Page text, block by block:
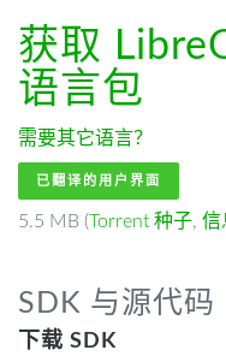
获取
语言包
需要其它语言？
已翻译的用户界面
5.5 MB (Torrent 种子, 信
SDK 与源代码
下载 SDK